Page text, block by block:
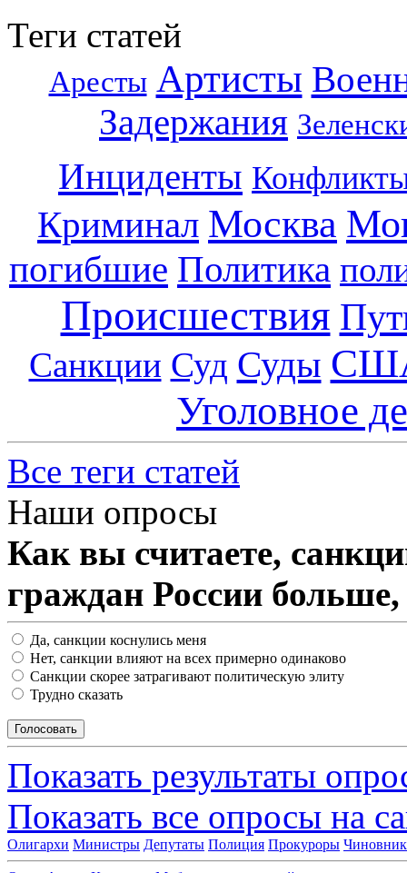
Теги статей
Аресты Артисты
Задержания
Инциденты
Криминал Москва
погибшие Политика
Происшествия
Санкции Суд Суды
Уголовное
Все теги статей
Наши опросы
Как вы считаете,
граждан России
Да, санкции коснулись меня
Нет, санкции влияют на всех примерно одинаково
Санкции скорее затрагивают политическую элиту
Трудно сказать
Показать результаты
Показать все опросы на
Олигархи Министры Депутаты Полиция Прокуроры